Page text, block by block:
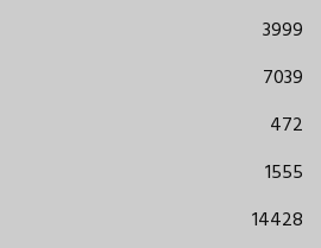
3999
7039
472
1555
14428